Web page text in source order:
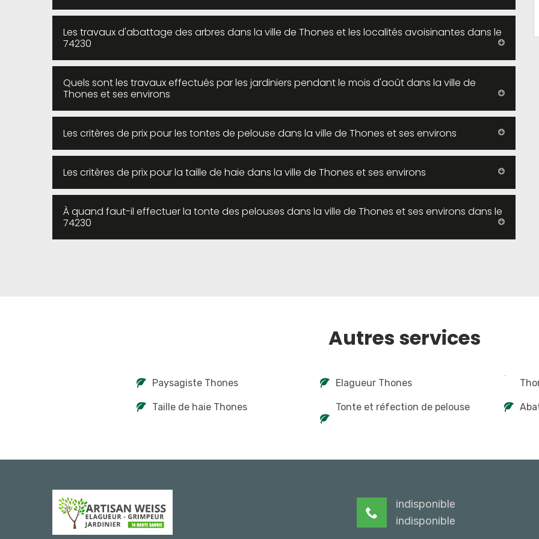
Les travaux d'abattage des arbres dans la ville de Thones et les localités avoisinantes dans le
74230
Quels sont les travaux effectués par les jardiniers pendant le mois d'août dans la ville de
Thones et ses environs
Les critères de prix pour les tontes de pelouse dans la ville de Thones et ses environs
Les critères de prix pour la taille de haie dans la ville de Thones et ses environs
À quand faut-il effectuer la tonte des pelouses dans la ville de Thones et ses environs dans le
74230
Autres services
Paysagiste Thones
Taille de haie Thones
Elagueur Thones
Tonte et réfection de pelouse
indisponible
indisponible